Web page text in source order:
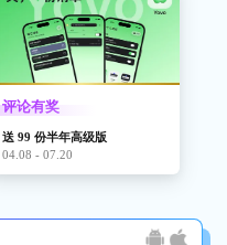
评论有奖
送 99 份半年高级版
04.08 - 07.20